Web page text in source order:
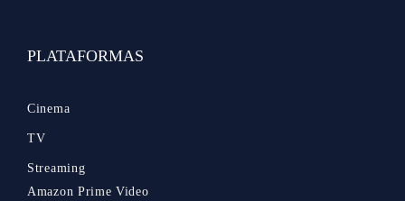
PLATAFORMAS
Cinema
TV
Streaming
Amazon Prime Video